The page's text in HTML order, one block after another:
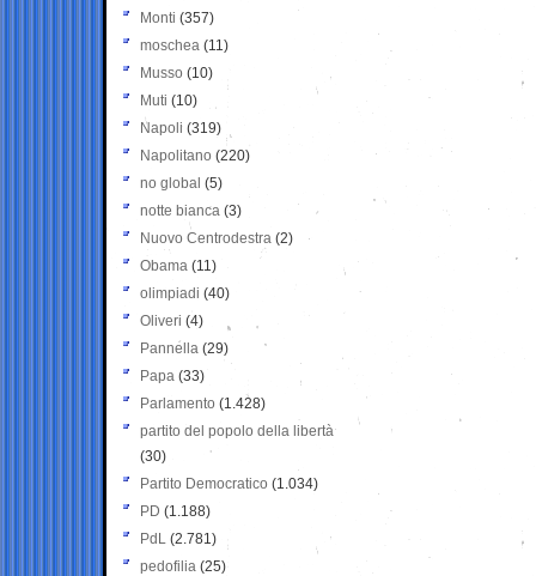
Monti (357)
moschea (11)
Musso (10)
Muti (10)
Napoli (319)
Napolitano (220)
no global (5)
notte bianca (3)
Nuovo Centrodestra (2)
Obama (11)
olimpiadi (40)
Oliveri (4)
Pannella (29)
Papa (33)
Parlamento (1.428)
partito del popolo della libertà
(30)
Partito Democratico (1.034)
PD (1.188)
PdL (2.781)
pedofilia (25)